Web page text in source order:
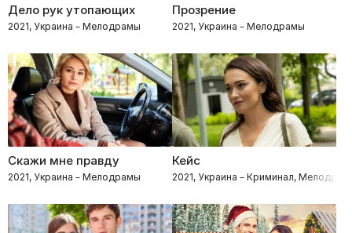
Дело рук утопающих
2021, Украина – Мелодрамы
Прозрение
2021, Украина – Мелодрамы
Скажи мне правду
2021, Украина – Мелодрамы
Кейс
2021, Украина – Криминал,